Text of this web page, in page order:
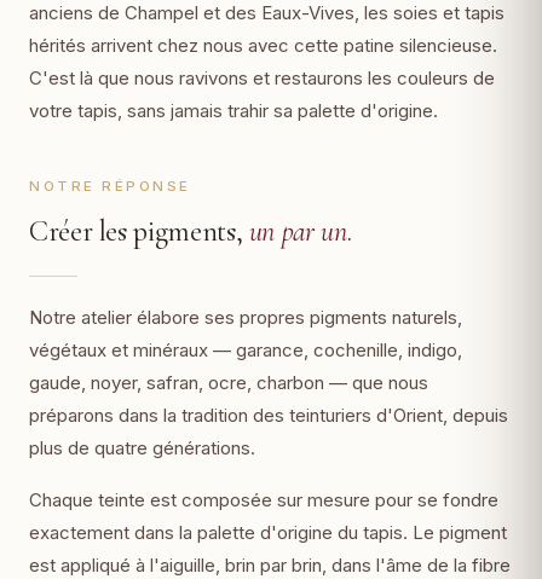
anciens de Champel et des Eaux-Vives, les soies et tapis
hérités arrivent chez nous avec cette patine silencieuse.
C'est là que nous ravivons et restaurons les couleurs de
votre tapis, sans jamais trahir sa palette d'origine.
NOTRE RÉPONSE
Créer les pigments, un par un.
Notre atelier élabore ses propres pigments naturels,
végétaux et minéraux — garance, cochenille, indigo,
gaude, noyer, safran, ocre, charbon — que nous
préparons dans la tradition des teinturiers d'Orient, depuis
plus de quatre générations.
Chaque teinte est composée sur mesure pour se fondre
exactement dans la palette d'origine du tapis. Le pigment
est appliqué à l'aiguille, brin par brin, dans l'âme de la fibre